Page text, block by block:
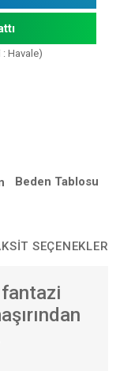
Havale)
Beden Tablosu
SEÇENEKLERI